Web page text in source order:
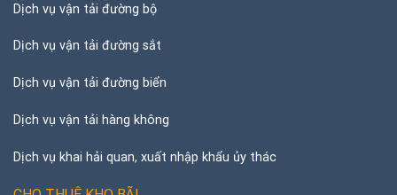
Dịch vụ vận tải đường bộ
Dịch vụ vận tải đường sắt
Dịch vụ vận tải đường biển
Dịch vụ vận tải hàng không
Dịch vụ khai hải quan, xuất nhập khẩu ủy thác